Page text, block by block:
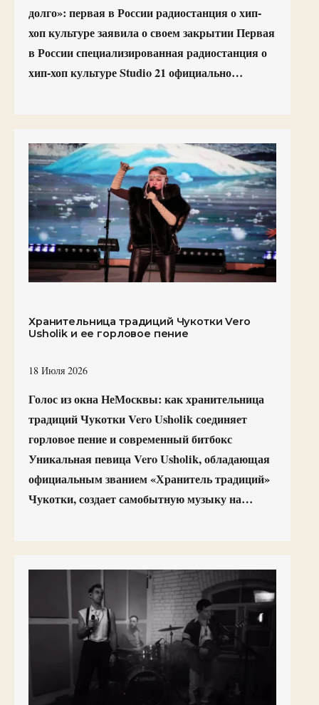
долго»: первая в России радиостанция о хип-
хоп культуре заявила о своем закрытии Первая
в России специализированная радиостанция о
хип-хоп культуре Studio 21 официально…
Хранительница традиций Чукотки Vero
Usholik и ее горловое пение
18 Июля 2026
Голос из окна НеМосквы: как хранительница
традиций Чукотки Vero Usholik соединяет
горловое пение и современный битбокс
Уникальная певица Vero Usholik, обладающая
официальным званием «Хранитель традиций»
Чукотки, создает самобытную музыку на…